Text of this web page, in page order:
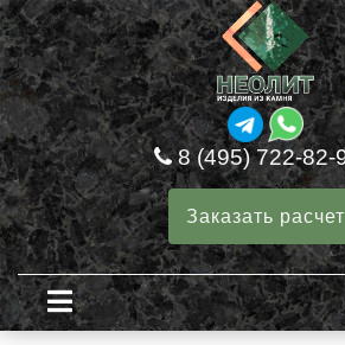
8 (495) 722-82-
Заказать расчет